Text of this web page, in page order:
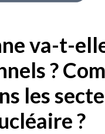
va-t-
?
les
?